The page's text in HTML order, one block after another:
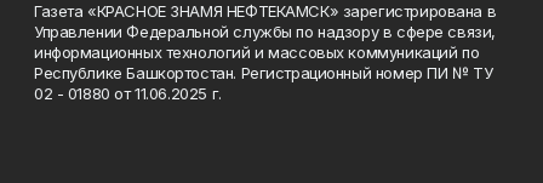
Газета «КРАСНОЕ ЗНАМЯ НЕФТЕКАМСК» зарегистрирована в
Управлении Федеральной службы по надзору в сфере связи,
информационных технологий и массовых коммуникаций по
Республике Башкортостан. Регистрационный номер ПИ № ТУ
02 - 01880 от 11.06.2025 г.